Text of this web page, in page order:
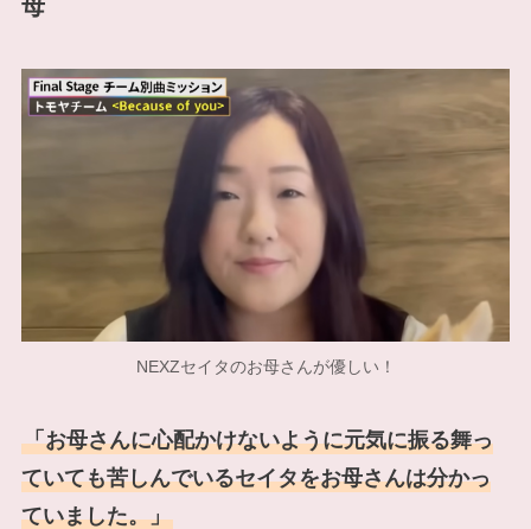
母
NEXZセイタのお母さんが優しい！
「お母さんに心配かけないように元気に振る舞っ
ていても苦しんでいるセイタをお母さんは分かっ
ていました。」